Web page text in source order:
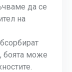
да се
на
боята може